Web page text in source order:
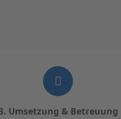
Umsetzung & Betreuung